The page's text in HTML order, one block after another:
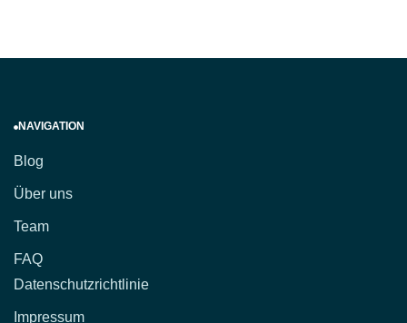
NAVIGATION
Blog
Über uns
Team
FAQ
Datenschutzrichtlinie
Impressum